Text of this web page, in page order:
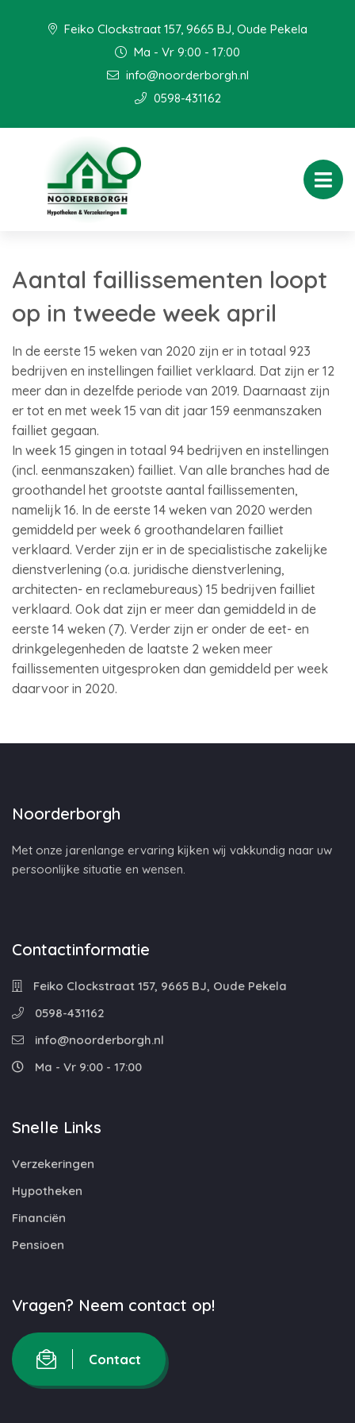
Feiko Clockstraat 157, 9665 BJ, Oude Pekela
Ma - Vr 9:00 - 17:00
info@noorderborgh.nl
0598-431162
Aantal faillissementen loopt
op in tweede week april
In de eerste 15 weken van 2020 zijn er in totaal 923
bedrijven en instellingen failliet verklaard. Dat zijn er 12
meer dan in dezelfde periode van 2019. Daarnaast zijn
er tot en met week 15 van dit jaar 159 eenmanszaken
failliet gegaan.
In week 15 gingen in totaal 94 bedrijven en instellingen
(incl. eenmanszaken) failliet. Van alle branches had de
groothandel het grootste aantal faillissementen,
namelijk 16. In de eerste 14 weken van 2020 werden
gemiddeld per week 6 groothandelaren failliet
verklaard. Verder zijn er in de specialistische zakelijke
dienstverlening (o.a. juridische dienstverlening,
architecten- en reclamebureaus) 15 bedrijven failliet
verklaard. Ook dat zijn er meer dan gemiddeld in de
eerste 14 weken (7). Verder zijn er onder de eet- en
drinkgelegenheden de laatste 2 weken meer
faillissementen uitgesproken dan gemiddeld per week
daarvoor in 2020.
Noorderborgh
Met onze jarenlange ervaring kijken wij vakkundig naar uw
persoonlijke situatie en wensen.
Contactinformatie
Feiko Clockstraat 157, 9665 BJ, Oude Pekela
0598-431162
info@noorderborgh.nl
Ma - Vr 9:00 - 17:00
Snelle Links
Verzekeringen
Hypotheken
Financiën
Pensioen
Vragen? Neem contact op!
Contact